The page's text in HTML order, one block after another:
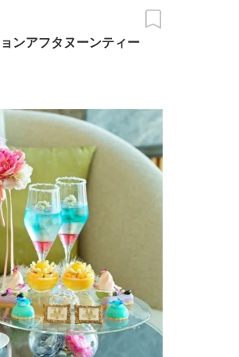
ンアフタヌーンティー